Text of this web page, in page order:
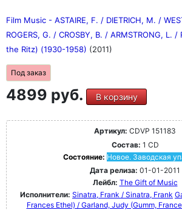
Film Music - ASTAIRE, F. / DIETRICH, M. /
ROGERS, G. / CROSBY, B. / ARMSTRONG, L.
the Ritz) (1930-1958) (2011)
Под заказ
4899 руб. В корзину
Артикул: CDVP 151183
Состав: 1 CD
Состояние: Новое. Заводская
Дата релиза: 01-01-2011
Лейбл: The Gift of Music
Исполнители: Sinatra, Frank / Sinatra, Frank
Frances Ethel) / Garland, Judy (Gumm,